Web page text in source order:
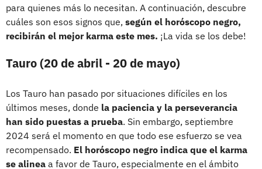
para quienes más lo necesitan. A continuación, descubre
cuáles son esos signos que, según el horóscopo negro,
recibirán el mejor karma este mes. ¡La vida se los debe!
Tauro (20 de abril - 20 de mayo)
Los Tauro han pasado por situaciones difíciles en los
últimos meses, donde la paciencia y la perseverancia
han sido puestas a prueba. Sin embargo, septiembre
2024 será el momento en que todo ese esfuerzo se vea
recompensado. El horóscopo negro indica que el karma
se alinea a favor de Tauro, especialmente en el ámbito